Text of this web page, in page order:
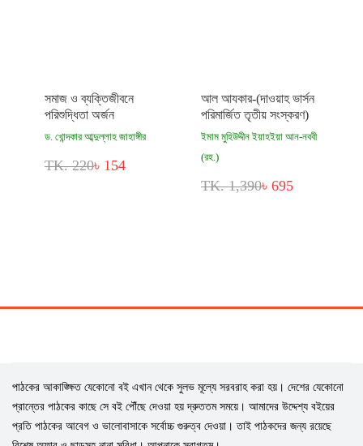
সমাজ ও ব্যক্তিজীবনে
পরিশুদ্ধিতা অর্জন
ড. খোন্দকার আব্দুল্লাহ জাহাঙ্গীর
TK. 220৳ 154
আল আযকার-(দাওয়াহ ভার্সন
পরিমার্জিত তৃতীয় সংস্করণ)
ইমাম মুহিউদ্দীন ইয়াহইয়া আন-নববী
(রহ.)
TK. 1,390৳ 695
পাঠকের আকাঙ্ক্ষিত যেকোনো বই এখান থেকে সুলভ মূল্যে সরবরাহ করা হয়। দেশের যেকোনো
প্রান্তের পাঠকের কাছে সে বই পৌঁছে দেওয়া হয় দ্রুততম সময়ে। আমাদের উদ্দেশ্য বইয়ের
প্রতি পাঠকের আবেগ ও ভালোবাসাকে সর্বোচ্চ গুরুত্ব দেওয়া। তাই পাঠকদের জন্য রয়েছে